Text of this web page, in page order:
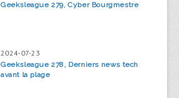
Geeksleague 279, Cyber Bourgmestre
2024-07-23
Geeksleague 278, Derniers news tech
avant la plage